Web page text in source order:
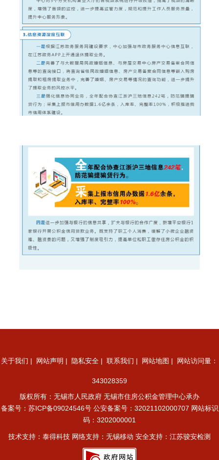
关于我们 网站声明 隐私安全 联系我们 网站地图 | 网站访问量：
343028359
版权所有：无锡市人民政府 无锡市住房公积金管理中心承办
备案号： 苏ICP备09024546号 公安备案号：32021102000707 网站标识
码：3202000001
技术支持：泰得科技 网络支持：无锡移动 安全支持：江苏骏安检测